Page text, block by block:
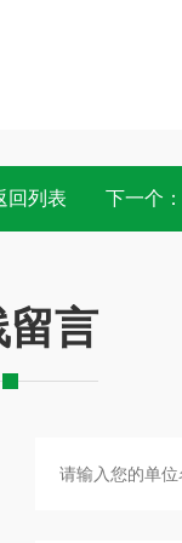
回列表 下一个：
言